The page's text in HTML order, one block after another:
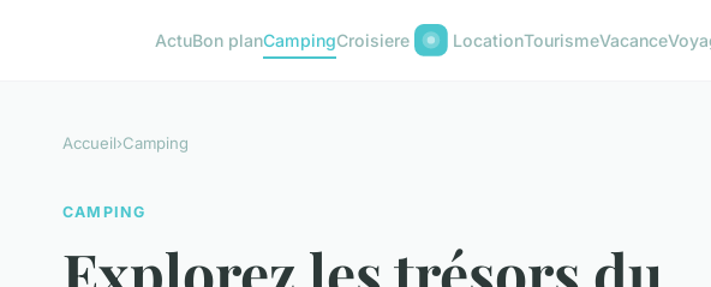
ActuBon planCampingCroisiere LocationTourismeVacance
Accueil›Camping
CAMPING